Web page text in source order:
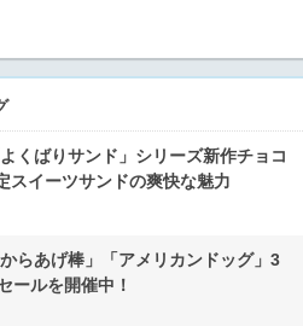
くばりサンド」シリーズ新作チョコ
スイーツサンドの爽快な魅力
らあげ棒」「アメリカンドッグ」3
ールを開催中！